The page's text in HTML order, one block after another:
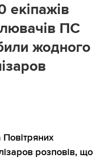
екіпажів
ПС
жодного
розповів, що